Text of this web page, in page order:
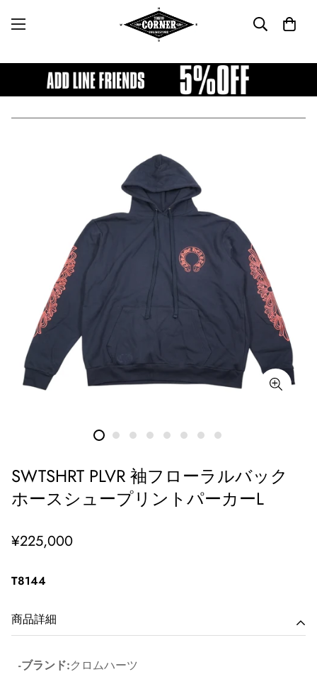
SWTSHRT PLVR 袖フローラルバック
ホースシュープリントパーカーL
通
価
格
¥225,000
T8144
商品詳細
-ブランド:クロムハーツ